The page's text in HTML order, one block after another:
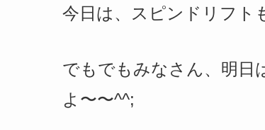
今日は、スピンドリフト
でもでもみなさん、明日
よ〜〜^^;